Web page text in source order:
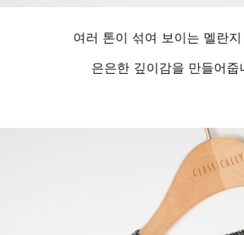
여러 톤이 섞여 보이는 멜란지
은은한 깊이감을 만들어줍